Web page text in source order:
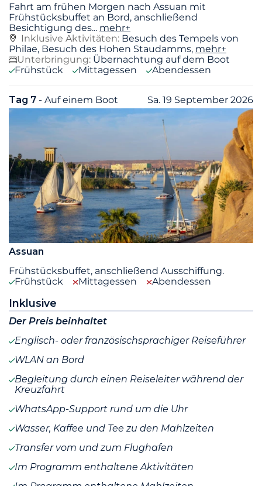
Fahrt am frühen Morgen nach Assuan mit
Frühstücksbuffet an Bord, anschließend
Besichtigung des... mehr+
Inklusive Aktivitäten: Besuch des Tempels von
Philae, Besuch des Hohen Staudamms, mehr+
Unterbringung: Übernachtung auf dem Boot
Frühstück
Mittagessen Abendessen
Tag 7 - Auf einem Boot Sa. 19 September 2026
Assuan
Frühstücksbuffet, anschließend Ausschiffung.
Frühstück
Mittagessen Abendessen
Inklusive
Der Preis beinhaltet
Englisch- oder französischsprachiger Reiseführer
WLAN an Bord
Begleitung durch einen Reiseleiter während der
Kreuzfahrt
WhatsApp-Support rund um die Uhr
Wasser, Kaffee und Tee zu den Mahlzeiten
Transfer vom und zum Flughafen
Im Programm enthaltene Aktivitäten